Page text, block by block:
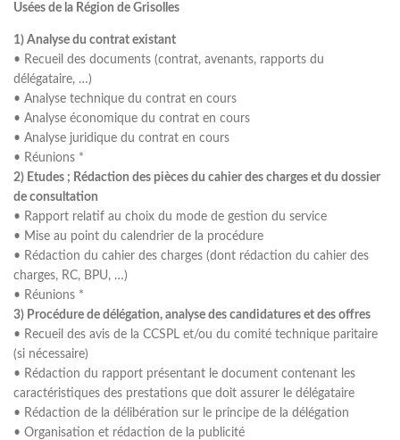
Usées de la Région de Grisolles
1) Analyse du contrat existant
• Recueil des documents (contrat, avenants, rapports du
délégataire, …)
• Analyse technique du contrat en cours
• Analyse économique du contrat en cours
• Analyse juridique du contrat en cours
• Réunions *
2) Etudes ; Rédaction des pièces du cahier des charges et du dossier
de consultation
• Rapport relatif au choix du mode de gestion du service
• Mise au point du calendrier de la procédure
• Rédaction du cahier des charges (dont rédaction du cahier des
charges, RC, BPU, …)
• Réunions *
3) Procédure de délégation, analyse des candidatures et des offres
• Recueil des avis de la CCSPL et/ou du comité technique paritaire
(si nécessaire)
• Rédaction du rapport présentant le document contenant les
caractéristiques des prestations que doit assurer le délégataire
• Rédaction de la délibération sur le principe de la délégation
• Organisation et rédaction de la publicité